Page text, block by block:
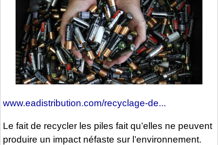
www.eadistribution.com/recyclage-de...
Le fait de recycler les piles fait qu’elles ne peuvent
produire un impact néfaste sur l’environnement.